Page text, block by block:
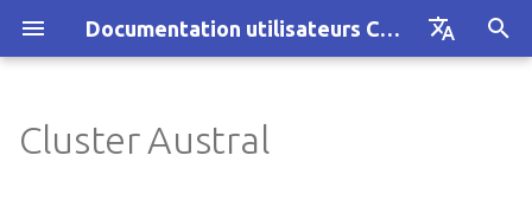
Documentation utilisateurs CRIANN
Compilation des codes GPU
Architecture
Architecture
Filtrage antispam/antivirus
Cluster Austral